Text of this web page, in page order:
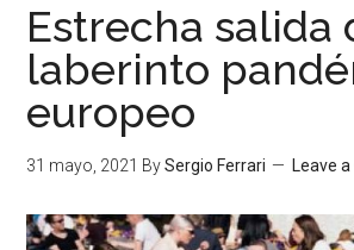
Estrecha salida
laberinto
europeo
31 mayo, 2021 BySergio Ferrari Leave